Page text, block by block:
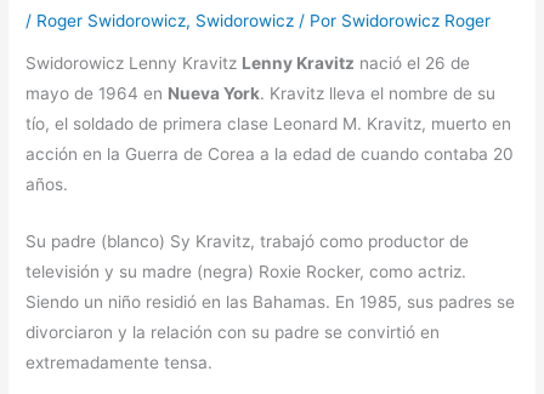
/ Roger Swidorowicz, Swidorowicz / Por Swidorowicz Roger
Swidorowicz Lenny Kravitz Lenny Kravitz nació el 26 de
mayo de 1964 en Nueva York. Kravitz lleva el nombre de su
tío, el soldado de primera clase Leonard M. Kravitz, muerto en
acción en la Guerra de Corea a la edad de cuando contaba 20
años.
Su padre (blanco) Sy Kravitz, trabajó como productor de
televisión y su madre (negra) Roxie Rocker, como actriz.
Siendo un niño residió en las Bahamas. En 1985, sus padres se
divorciaron y la relación con su padre se convirtió en
extremadamente tensa.